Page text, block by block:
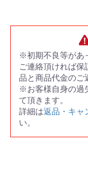
※初期不良等があ
ご連絡頂ければ保
品と商品代金のご
※お客様自身の過
て頂きます。
詳細は返品・キャ
い。